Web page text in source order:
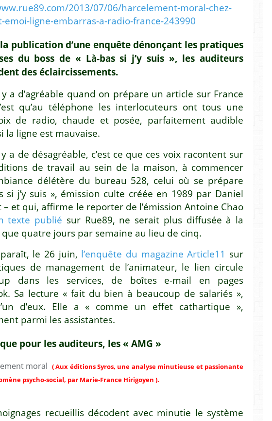
2013/07/06/harcelement-moral-chez-
emoi-ligne-embarras-a-radio-france-243990
publication d’une enquête dénonçant les pratiques
du boss de « Là-bas si j’y suis », les auditeurs
des éclaircissements.
y a d’agréable quand on prépare un article sur France
qu’au téléphone les interlocuteurs ont tous une
de radio, chaude et posée, parfaitement audible
la ligne est mauvaise.
y a de désagréable, c’est ce que ces voix racontent sur
de travail au sein de la maison, à commencer
délétère du bureau 528, celui où se prépare
si j’y suis », émission culte créée en 1989 par Daniel
– et qui, affirme le reporter de l’émission Antoine Chao
texte publié sur Rue89, ne serait plus diffusée à la
quatre jours par semaine au lieu de cinq.
le 26 juin, l’enquête du magazine Article11 sur
de management de l’animateur, le lien circule
dans les services, de boîtes e-mail en pages
Sa lecture « fait du bien à beaucoup de salariés »,
d’eux. Elle a « comme un effet cathartique »,
parmi les assistantes.
pour les auditeurs, les « AMG »
( Aux éditions Syros, une analyse minutieuse et passionante
psycho-social, par Marie-France Hirigoyen ).
recueillis décodent avec minutie le système